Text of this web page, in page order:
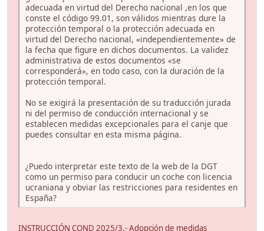
adecuada en virtud del Derecho nacional ,en los que
conste el código 99.01, son válidos mientras dure la
protección temporal o la protección adecuada en
virtud del Derecho nacional, «independientemente» de
la fecha que figure en dichos documentos. La validez
administrativa de estos documentos «se
corresponderá», en todo caso, con la duración de la
protección temporal.
No se exigirá la presentación de su traducción jurada
ni del permiso de conducción internacional y se
establecen medidas excepcionales para el canje que
puedes consultar en esta misma página.
¿Puedo interpretar este texto de la web de la DGT
como un permiso para conducir un coche con licencia
ucraniana y obviar las restricciones para residentes en
España?
INSTRUCCIÓN COND 2025/3.- Adopción de medidas